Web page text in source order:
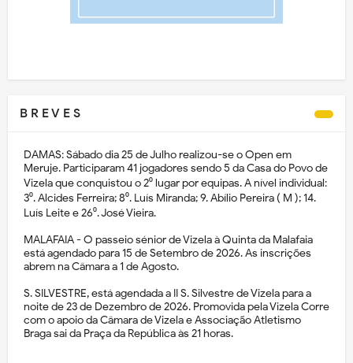
B R E V E S
DAMAS: Sábado dia 25 de Julho realizou-se o Open em
Meruje. Participaram 41 jogadores sendo 5 da Casa do Povo de
Vizela que conquistou o 2⁰ lugar por equipas. A nível individual:
3⁰. Alcides Ferreira; 8⁰. Luís Miranda; 9. Abílio Pereira ( M ); 14.
Luís Leite e 26⁰. José Vieira.
MALAFAIA - O passeio sénior de Vizela à Quinta da Malafaia
está agendado para 15 de Setembro de 2026. As inscrições
abrem na Câmara a 1 de Agosto.
S. SILVESTRE, está agendada a II S. Silvestre de Vizela para a
noite de 23 de Dezembro de 2026. Promovida pela Vizela Corre
com o apoio da Câmara de Vizela e Associação Atletismo
Braga sai da Praça da República às 21 horas.